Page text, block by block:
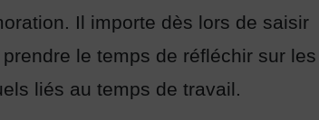
Il importe dès lors de saisir
le temps de réfléchir sur les
liés au temps de travail.